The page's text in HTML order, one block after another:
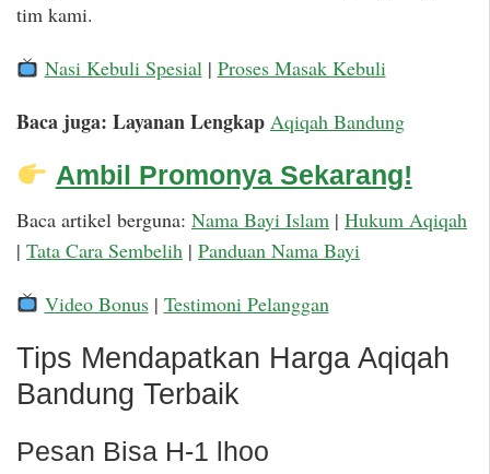
tim kami.
Nasi Kebuli Spesial| Proses Masak Kebuli
Baca juga: Layanan Lengkap Aqiqah Bandung
Ambil Promonya Sekarang!
Baca artikel berguna: Nama Bayi Islam | Hukum Aqiqah
| Tata Cara Sembelih | Panduan Nama Bayi
Video Bonus| Testimoni Pelanggan
Tips Mendapatkan Harga Aqiqah
Bandung Terbaik
Pesan Bisa H-1 lhoo